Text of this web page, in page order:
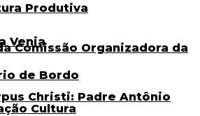
Produtiva
Venia
de Bordo
Cultura